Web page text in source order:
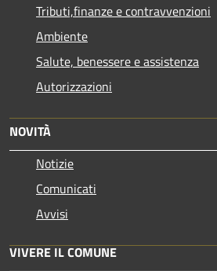
Tributi,finanze e contravvenzioni
Ambiente
Salute, benessere e assistenza
Autorizzazioni
NOVITÀ
Notizie
Comunicati
Avvisi
VIVERE IL COMUNE